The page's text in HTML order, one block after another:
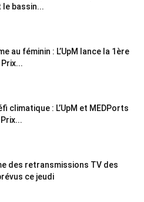
le bassin...
au féminin : L’UpM lance la 1ère
climatique : L’UpM et MEDPorts
des retransmissions TV des
ce jeudi